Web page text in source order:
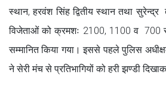
स्थान, हरवंश सिंह द्वितीय स्थान तथा
विजेताओं को क्रमशः 2100, 1100 व 700
सम्मानित किया गया। इससे पहले पुलिस
ने सेरी मंच से प्रतिभागियों को हरी झण्डी